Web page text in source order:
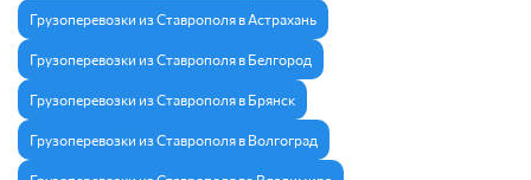
Грузоперевозки из Ставрополя в Астрахань
Грузоперевозки из Ставрополя в Белгород
Грузоперевозки из Ставрополя в Брянск
Грузоперевозки из Ставрополя в Волгоград